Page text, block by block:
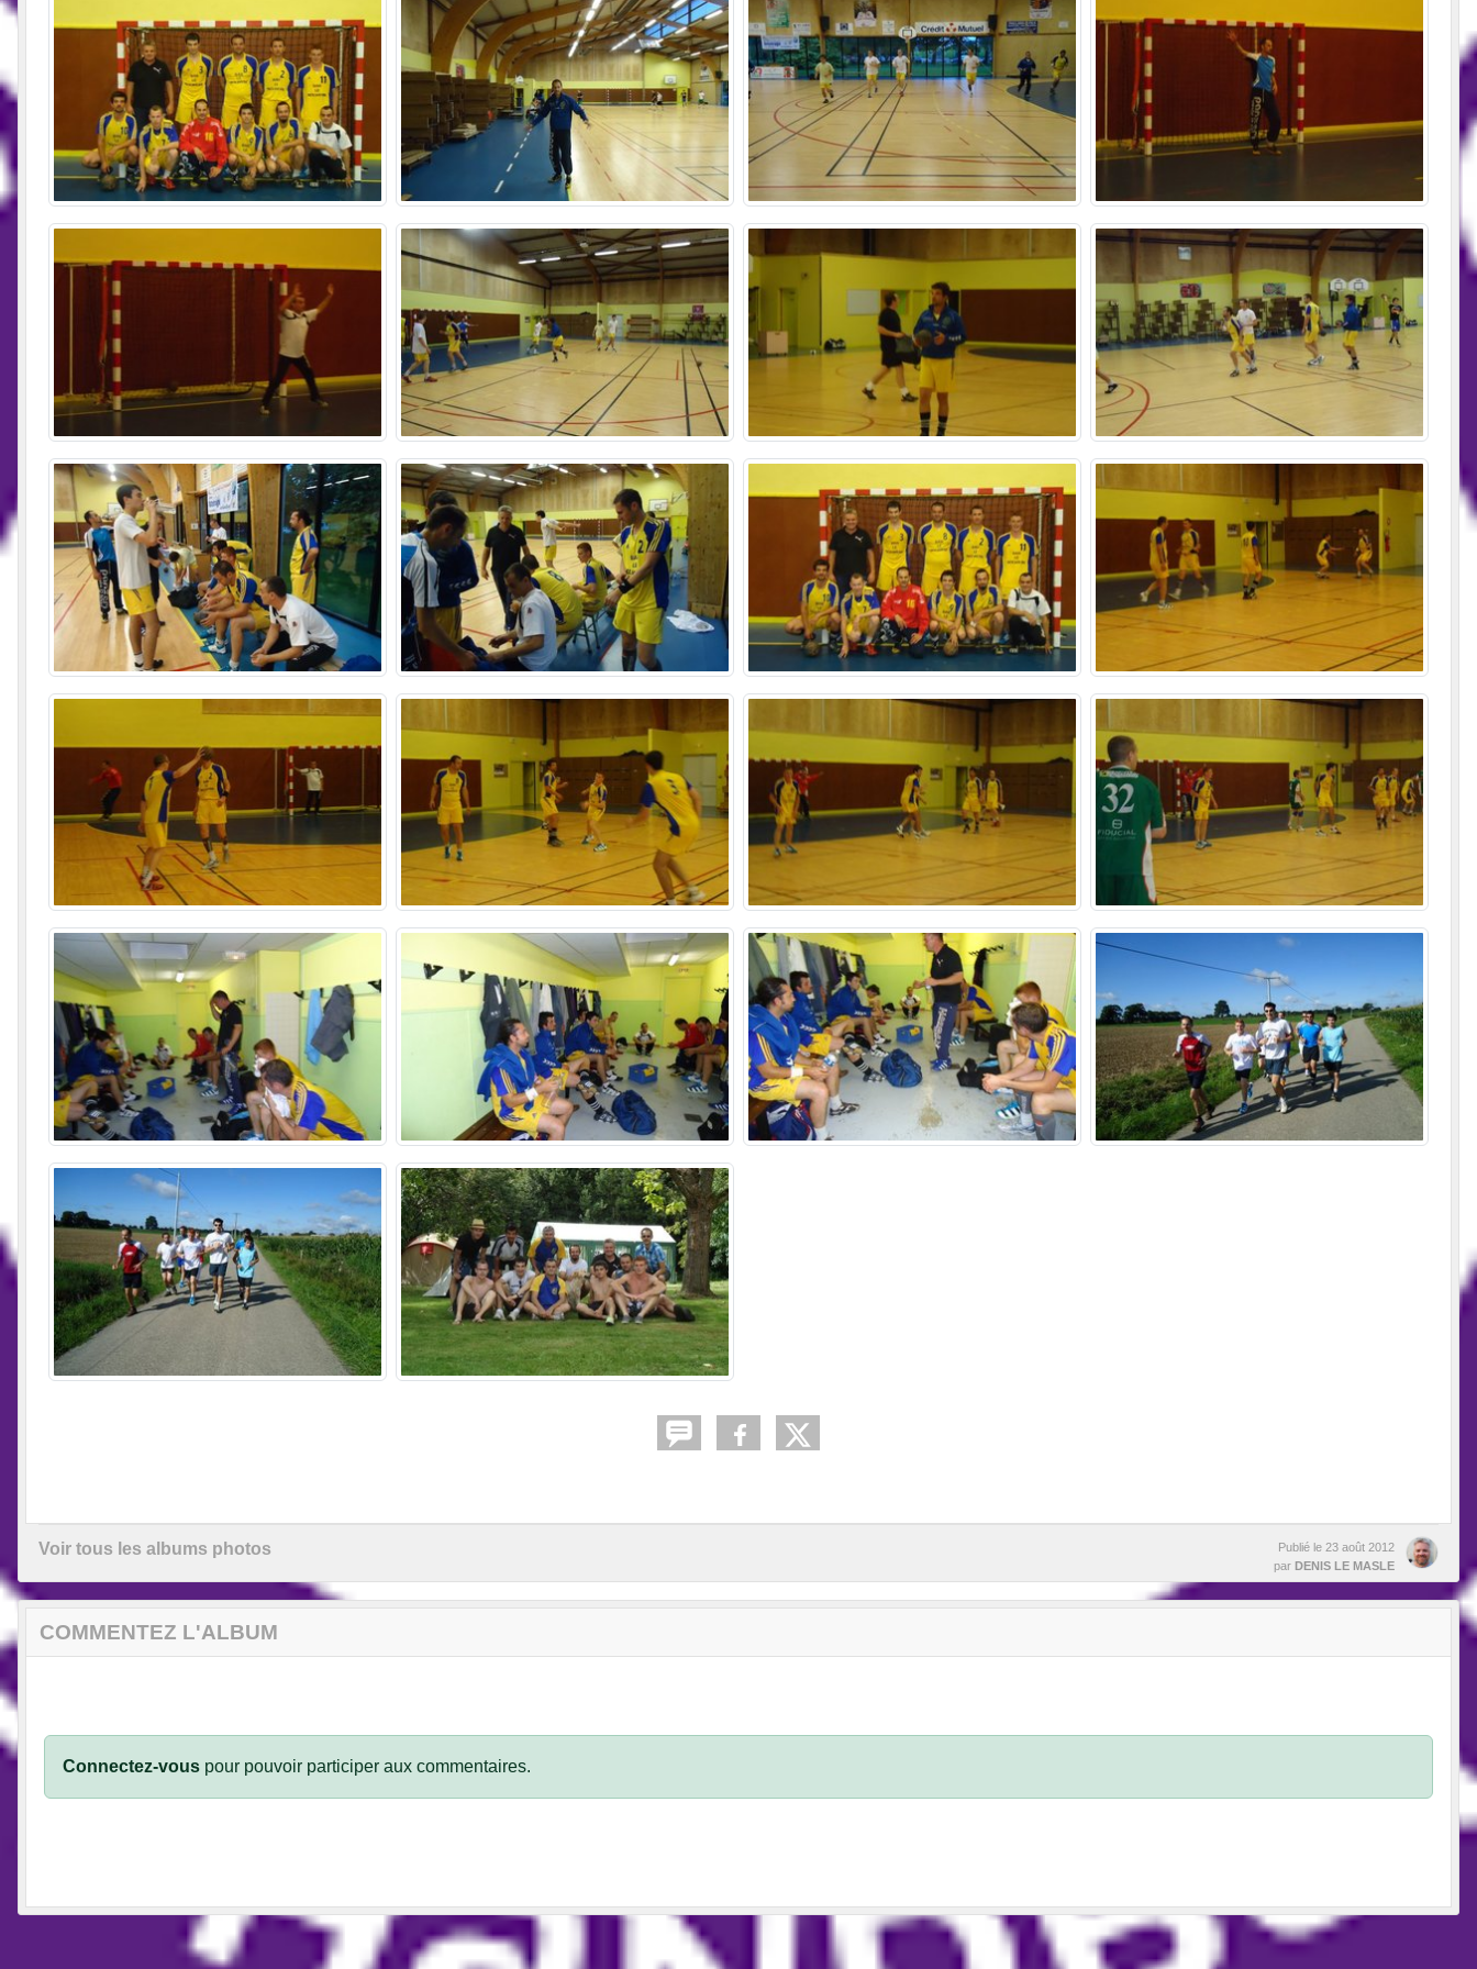
Voir tous les albums photos Publié le 23 août 2012
par DENIS LE MASLE
COMMENTEZ L'ALBUM
Connectez-vous pour pouvoir participer aux commentaires.